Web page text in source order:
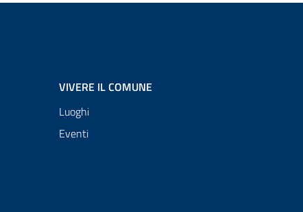
VIVERE IL COMUNE
Luoghi
Eventi